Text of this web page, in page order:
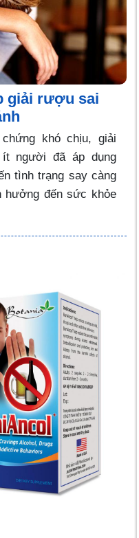
giải rượu sai
khó chịu, giải
ít người đã áp dụng
tình trạng say càng
hưởng đến sức khỏe